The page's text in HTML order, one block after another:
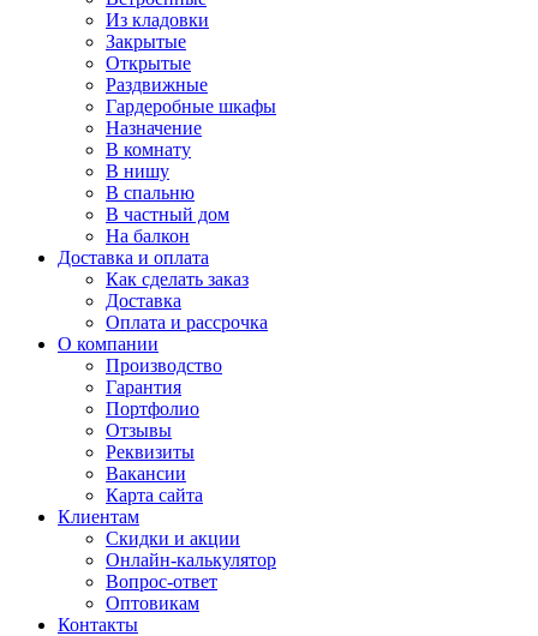
Из кладовки
Закрытые
Открытые
Раздвижные
Гардеробные шкафы
Назначение
В комнату
В нишу
В спальню
В частный дом
На балкон
Доставка и оплата
Как сделать заказ
Доставка
Оплата и рассрочка
О компании
Производство
Гарантия
Портфолио
Отзывы
Реквизиты
Вакансии
Карта сайта
Клиентам
Скидки и акции
Онлайн-калькулятор
Вопрос-ответ
Оптовикам
Контакты